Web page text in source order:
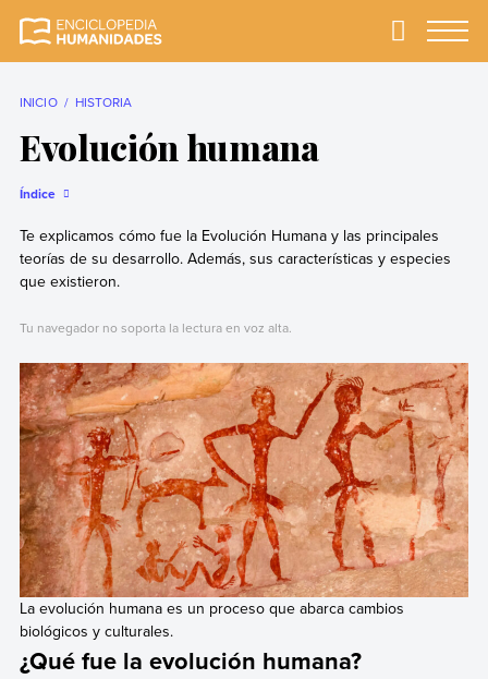
completa y más
Primary
INICIO HISTORIA
Evolución humana
Índice
Te explicamos cómo fue la Evolución Humana y las principales
teorías de su desarrollo. Además, sus características y especies
que existieron.
Tu navegador no soporta la lectura en voz alta.
La evolución humana es un proceso que abarca cambios
biológicos y culturales.
¿Qué fue la evolución humana?